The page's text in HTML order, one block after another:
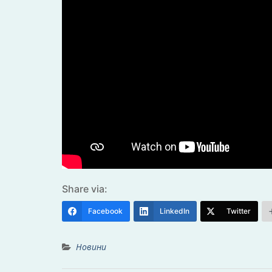
Share via:
Facebook LinkedIn Twitter
Новини